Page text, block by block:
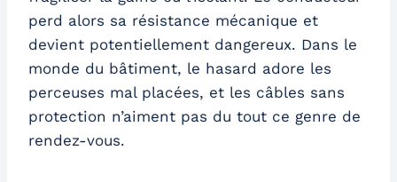
perd alors sa résistance mécanique et
devient potentiellement dangereux. Dans le
monde du bâtiment, le hasard adore les
perceuses mal placées, et les câbles sans
protection n’aiment pas du tout ce genre de
rendez-vous.